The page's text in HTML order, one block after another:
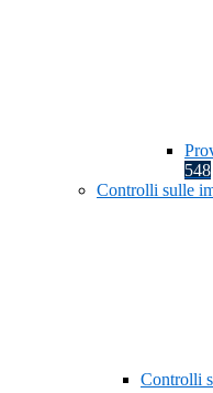
548
Controlli sulle
Controlli